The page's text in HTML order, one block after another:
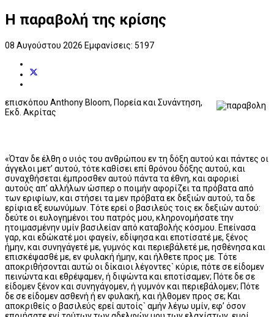
Η παραβολή της κρίσης
08 Αυγούστου 2026 Εμφανίσεις: 5197
επισκόπου Anthony Bloom, Πορεία και Συνάντηση,
Εκδ. Ακρίτας
«Όταν δε έλθη ο υιός του ανθρώπου εν τη δόξη αυτού και πάντες οι
άγγελοι μετ’ αυτού, τότε καθίσει επί θρόνου δόξης αυτού, και
συναχθήσεται έμπροσθεν αυτού πάντα τα έθνη, και αφοριεί
αυτούς απ’ αλλήλων ώσπερ ο ποιμήν αφορίζει τα πρόβατα από
των εριφίων, και στήσει τα μεν πρόβατα εκ δεξιών αυτού, τα δε
ερίφια εξ ευωνύμων. Τότε ερεί ο βασιλεύς τοις εκ δεξιών αυτού:
δεύτε οι ευλογημένοι του πατρός μου, κληρονομήσατε την
ητοιμασμένην υμίν βασιλείαν από καταβολής κόσμου. Επείνασα
γαρ, και εδώκατέ μοι φαγείν, εδίψησα και εποτίσατέ με, ξένος
ήμην, και συνηγάγετέ με, γυμνός και περιεβάλετέ με, ησθένησα και
επισκέψασθέ με, εν φυλακή ήμην, και ήλθετε προς με. Τότε
αποκριθήσονται αυτώ οι δίκαιοι λέγοντες` κύριε, πότε σε είδομεν
πεινώντα και εθρέψαμεν, ή διψώντα και εποτίσαμεν; Πότε δε σε
είδομεν ξένον και συνηγάγομεν, ή γυμνόν και περιεβάλομεν; Πότε
δε σε είδομεν ασθενή ή εν φυλακή, και ήλθομεν προς σε; Και
αποκριθείς ο βασιλεύς ερεί αυτοίς` αμήν λέγω υμίν, εφ’ όσον